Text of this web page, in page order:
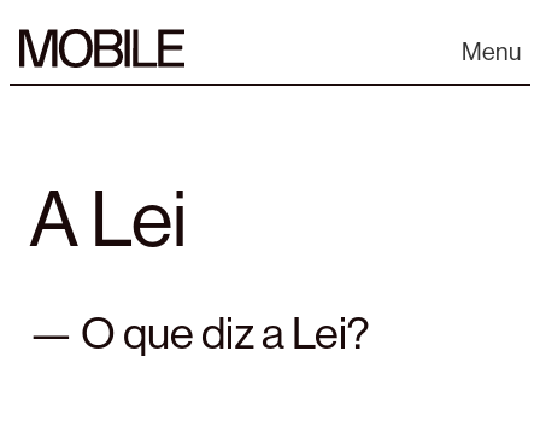
content
Menu
A Lei
— O que diz a Lei?